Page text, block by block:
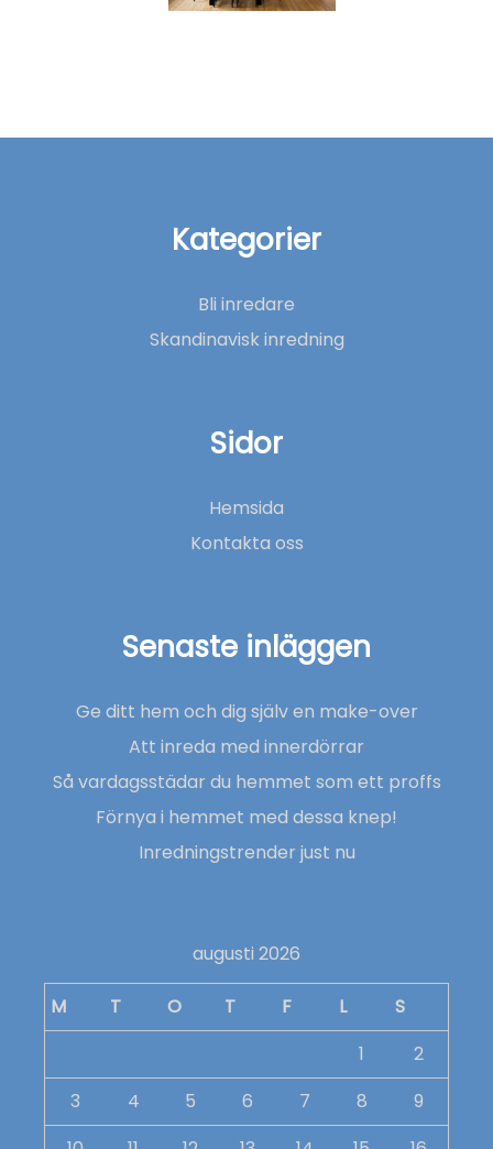
Kategorier
Bli inredare
Skandinavisk inredning
Sidor
Hemsida
Kontakta oss
Senaste inläggen
Ge ditt hem och dig själv en make-over
Att inreda med innerdörrar
Så vardagsstädar du hemmet som ett proffs
Förnya i hemmet med dessa knep!
Inredningstrender just nu
augusti 2026
M T O T F L
S
1
2
3
4 5 6 7 8
9